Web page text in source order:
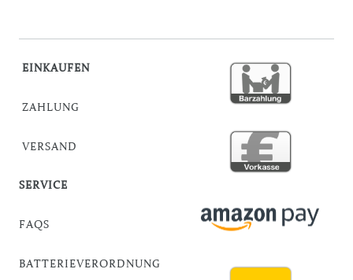
EINKAUFEN
ZAHLUNG
VERSAND
SERVICE
FAQS
BATTERIEVERORDNUNG